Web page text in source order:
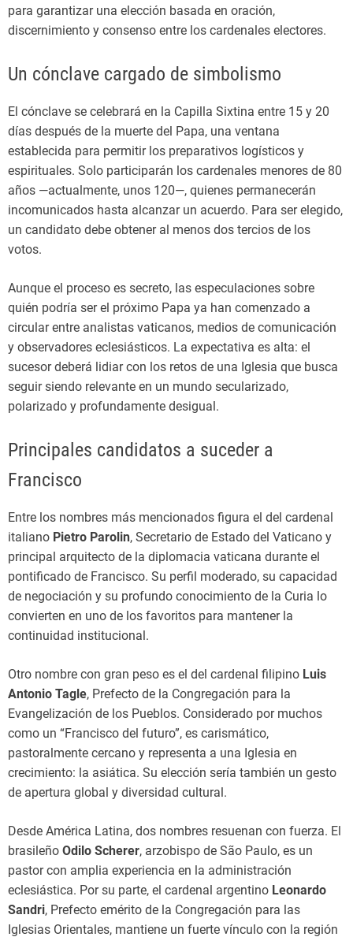
para garantizar una elección basada en oración,
discernimiento y consenso entre los cardenales electores.
Un cónclave cargado de simbolismo
El cónclave se celebrará en la Capilla Sixtina entre 15 y 20
días después de la muerte del Papa, una ventana
establecida para permitir los preparativos logísticos y
espirituales. Solo participarán los cardenales menores de 80
años —actualmente, unos 120—, quienes permanecerán
incomunicados hasta alcanzar un acuerdo. Para ser elegido,
un candidato debe obtener al menos dos tercios de los
votos.
Aunque el proceso es secreto, las especulaciones sobre
quién podría ser el próximo Papa ya han comenzado a
circular entre analistas vaticanos, medios de comunicación
y observadores eclesiásticos. La expectativa es alta: el
sucesor deberá lidiar con los retos de una Iglesia que busca
seguir siendo relevante en un mundo secularizado,
polarizado y profundamente desigual.
Principales candidatos a suceder a
Francisco
Entre los nombres más mencionados figura el del cardenal
italiano Pietro Parolin, Secretario de Estado del Vaticano y
principal arquitecto de la diplomacia vaticana durante el
pontificado de Francisco. Su perfil moderado, su capacidad
de negociación y su profundo conocimiento de la Curia lo
convierten en uno de los favoritos para mantener la
continuidad institucional.
Otro nombre con gran peso es el del cardenal filipino Luis
Antonio Tagle, Prefecto de la Congregación para la
Evangelización de los Pueblos. Considerado por muchos
como un “Francisco del futuro”, es carismático,
pastoralmente cercano y representa a una Iglesia en
crecimiento: la asiática. Su elección sería también un gesto
de apertura global y diversidad cultural.
Desde América Latina, dos nombres resuenan con fuerza. El
brasileño Odilo Scherer, arzobispo de São Paulo, es un
pastor con amplia experiencia en la administración
eclesiástica. Por su parte, el cardenal argentino Leonardo
Sandri, Prefecto emérito de la Congregación para las
Iglesias Orientales, mantiene un fuerte vínculo con la región